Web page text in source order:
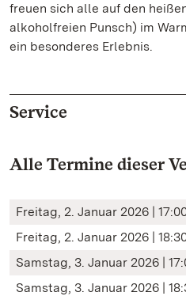
freuen sich alle auf den
alkoholfreien Punsch) im
ein besonderes Erlebnis.
Service
Alle Termine dieser
Freitag, 2. Januar 2026 |
Freitag, 2. Januar 2026 |
Samstag, 3. Januar 2026 |
Samstag, 3. Januar 2026 |